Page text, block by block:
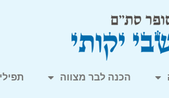
הכנה לבר מצווה